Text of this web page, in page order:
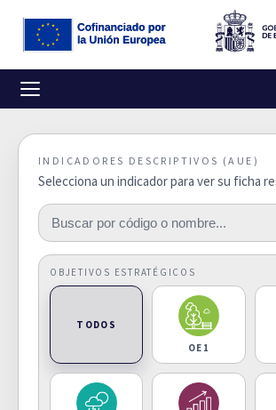
INDICADORES DESCRIPTIVOS (AUE)
Selecciona un indicador para ver su ficha
OBJETIVOS ESTRATÉGICOS
TODOS
OE1